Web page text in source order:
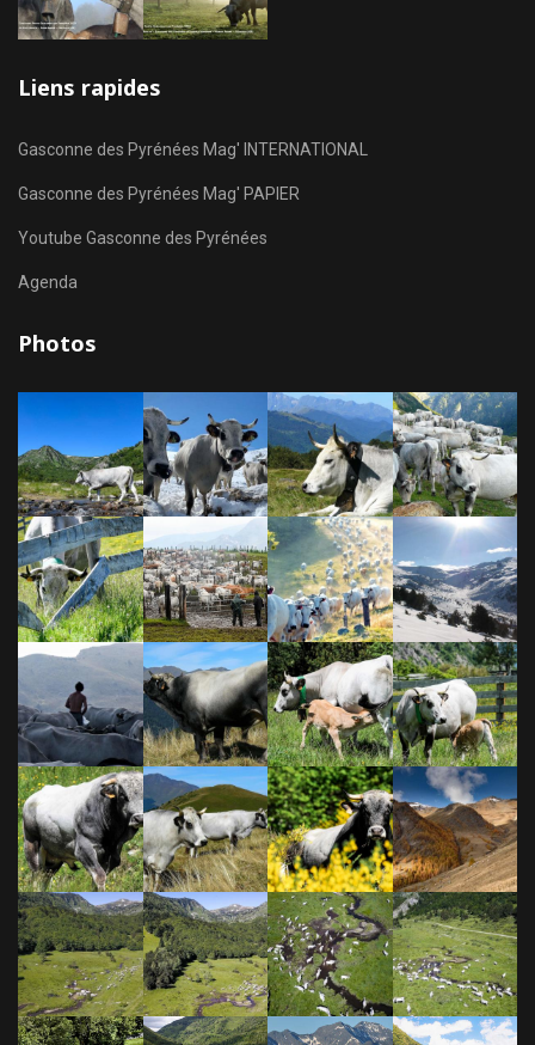
Liens rapides
Gasconne des Pyrénées Mag' INTERNATIONAL
Gasconne des Pyrénées Mag' PAPIER
Youtube Gasconne des Pyrénées
Agenda
Photos